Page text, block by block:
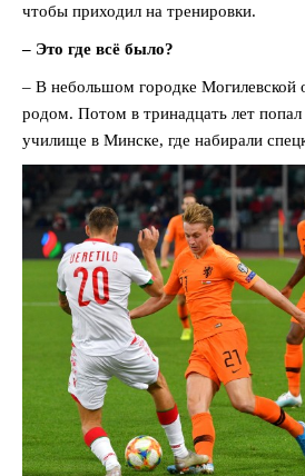
чтобы приходил на тренировки.
– Это где всё было?
– В небольшом городке Могилевской
родом. Потом в тринадцать лет попал
училище в Минске, где набирали